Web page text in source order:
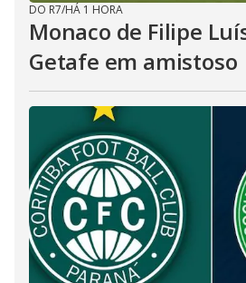
DO R7/HÁ 1 HORA
Monaco de Filipe
Getafe em amistoso